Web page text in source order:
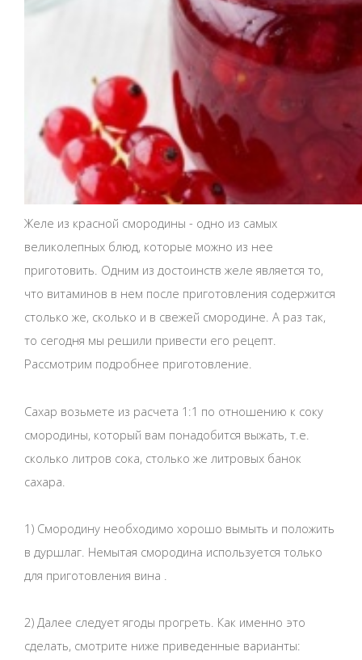
Желе из красной смородины - одно из самых
великолепных блюд, которые можно из нее
приготовить. Одним из достоинств желе является то,
что витаминов в нем после приготовления содержится
столько же, сколько и в свежей смородине. А раз так,
то сегодня мы решили привести его рецепт.
Рассмотрим подробнее приготовление.
Сахар возьмете из расчета 1:1 по отношению к соку
смородины, который вам понадобится выжать, т.е.
сколько литров сока, столько же литровых банок
сахара.
1) Смородину необходимо хорошо вымыть и положить
в дуршлаг. Немытая смородина используется только
для приготовления вина .
2) Далее следует ягоды прогреть. Как именно это
сделать, смотрите ниже приведенные варианты: